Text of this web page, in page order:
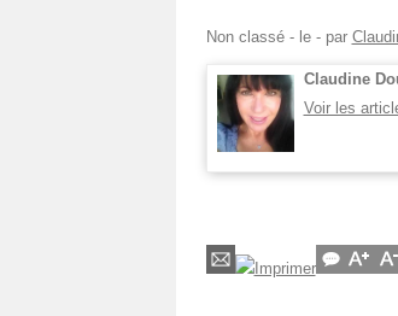
Non classé- le - par
Claudine
Voir les